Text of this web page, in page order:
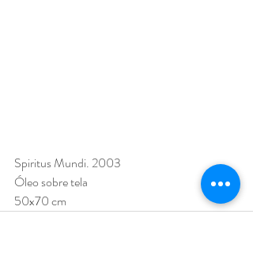
Spiritus Mundi. 2003
Óleo sobre tela
50x70 cm